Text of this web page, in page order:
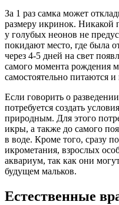
За 1 раз самка может
размеру икринок. Никакой
у голубых неонов не
покидают место, где была
через 4-5 дней на свет
самого момента рождения
самостоятельно питаются и
Если говорить о
потребуется создать
природным. Для этого
икры, а также до самого
в воде. Кроме того, сразу
икрометания, взрослых
аквариум, так как они
будущем мальков.
Естественные